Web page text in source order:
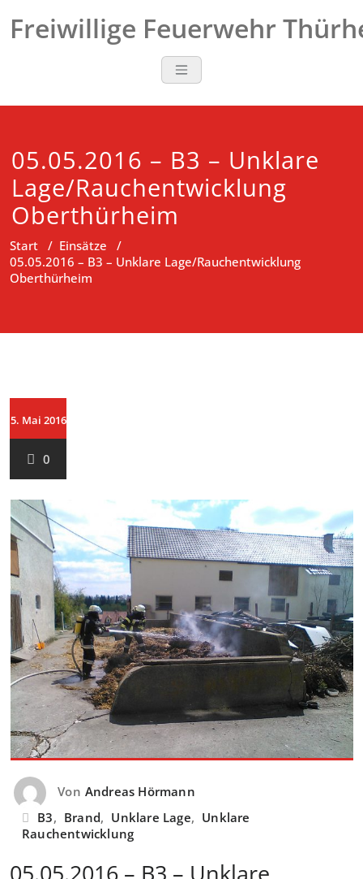
Inhalt
Freiwillige Feuerwehr
05.05.2016 – B3 – Unklare
Lage/Rauchentwicklung
Oberthürheim
Start / Einsätze /
05.05.2016 – B3 – Unklare Lage/Rauchentwicklung
Oberthürheim
5. Mai 2016
0
Von Andreas Hörmann
B3, Brand, Unklare Lage, Unklare
Rauchentwicklung
05.05.2016 – B3 – Unklare